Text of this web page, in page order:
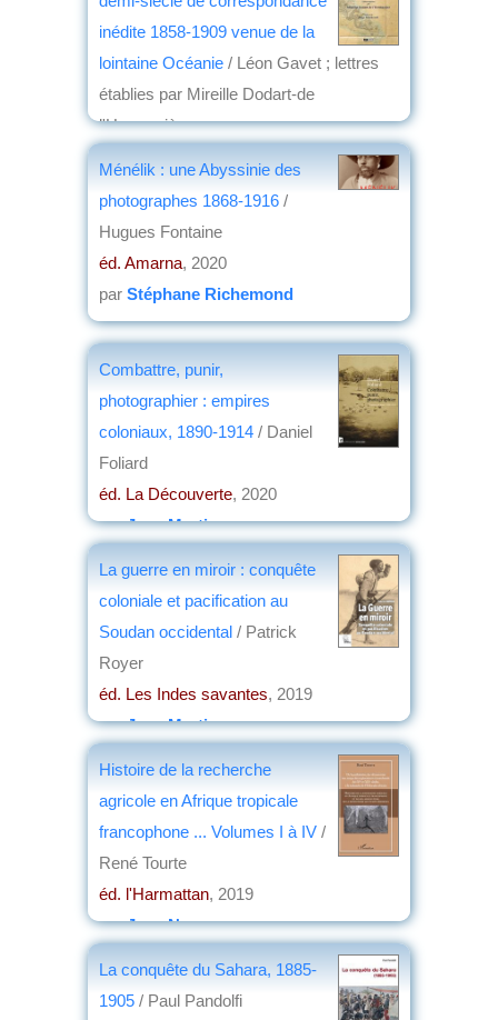
inédite 1858-1909 venue de la
lointaine Océanie / Léon Gavet ; lettres
établies par Mireille Dodart-de
l'Hermuzière
Ménélik : une Abyssinie des
photographes 1868-1916 /
Hugues Fontaine
éd. Amarna, 2020
par Stéphane Richemond
Combattre, punir,
photographier : empires
coloniaux, 1890-1914 / Daniel
Foliard
éd. La Découverte, 2020
parJean Martin
La guerre en miroir : conquête
coloniale et pacification au
Soudan occidental / Patrick
Royer
éd. Les Indes savantes, 2019
parJean Martin
Histoire de la recherche
agricole en Afrique tropicale
francophone ... Volumes I à IV /
René Tourte
éd. l'Harmattan, 2019
parJean Nemo
La conquête du Sahara, 1885-
1905 / Paul Pandolfi